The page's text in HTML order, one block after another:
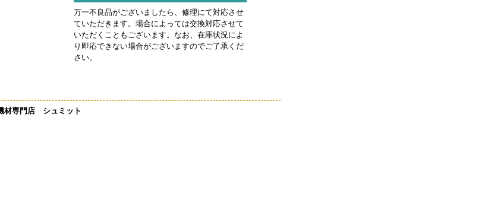
万一不良品がございましたら、修理にて対応させ
ていただきます。場合によっては交換対応させて
いただくこともございます。なお、在庫状況によ
り即応できない場合がございますのでご了承くだ
さい。
材専門店 シュミット